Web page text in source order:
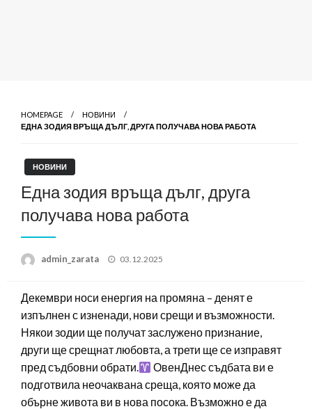
HOMEPAGE
НОВИНИ
ЕДНА ЗОДИЯ ВРЪЩА ДЪЛГ, ДРУГА ПОЛУЧАВА НОВА РАБОТА
НОВИНИ
Една зодия връща дълг, друга
получава нова работа
admin_zarata
Posted
03.12.2025
Декември носи енергия на промяна – денят е
изпълнен с изненади, нови срещи и възможности.
Някои зодии ще получат заслужено признание,
други ще срещнат любовта, а трети ще се изправят
пред съдбовни обрати.
ОвенДнес съдбата ви е
подготвила неочаквана среща, която може да
обърне живота ви в нова посока. Възможно е да